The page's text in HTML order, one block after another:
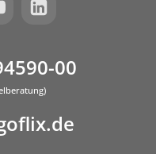
00